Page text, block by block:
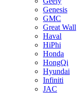
Genesis
GMC
Great Wall
Haval
HiPhi
Honda
HongQi
Hyundai
Infiniti
JAC